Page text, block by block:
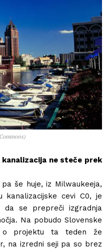
ne steče prek
še huje, iz Milwaukeeja,
cevi C0, je
se prepreči izgradnja
Na pobudo Slovenske
o projektu ta teden že
na izredni seji pa so brez